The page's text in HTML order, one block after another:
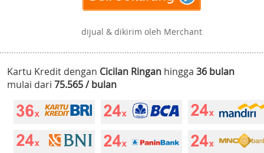
dijual & dikirim oleh Merchant
Kartu Kredit dengan Cicilan Ringan hingga 36 bulan
mulai dari 75.565 / bulan